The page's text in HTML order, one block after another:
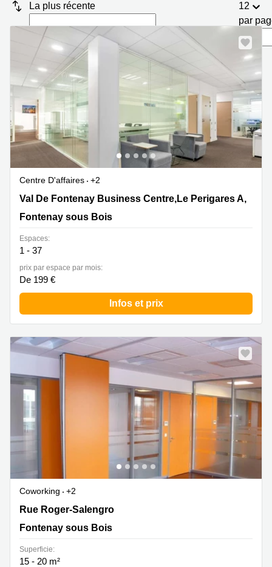
Strasbourg
Marseille
Centres
d'affaires
Toulouse
Coworking
Toulouse
Coworking
Nice
Centres
d'affaires
Location
Paris
Centre
Montpellier
La plus récente
12
par
Centre D'affaires
+2
Val De Fontenay Business Centre,Le Perigares A, 201
Val De Fontenay Business Centre,Le Perigares A,
Fontenay sous Bois
Espaces:
1 - 37
prix par espace par mois:
De 199 €
Infos et prix
Coworking
+2
58 rue Roger Salengro, Fontenay sous Bois, Fontenay
Rue Roger-Salengro
Fontenay sous Bois
Superficie:
15 - 20 m²